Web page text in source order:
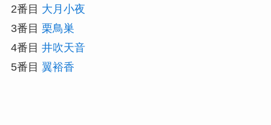
2番目 大月小夜
3番目 栗鳥巣
4番目 井吹天音
5番目 翼裕香